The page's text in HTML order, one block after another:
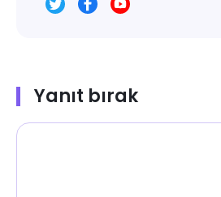
Yanıt bırak